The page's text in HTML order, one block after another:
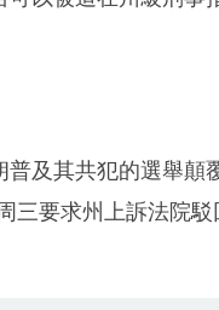
及其共犯的選舉
三要求州上訴法院